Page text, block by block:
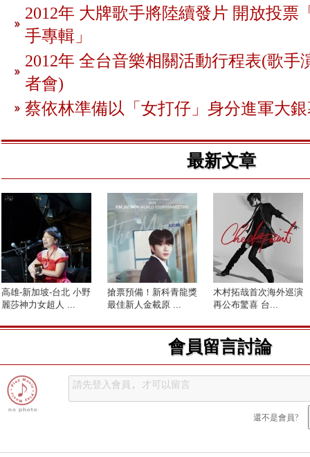
2012年 大牌歌手將陸續發片 開放投票
手專輯」
2012年 全台音樂相關活動行程表(歌手
者會)
蔡依林準備以「女打仔」身分進軍大
最新文章
高雄-新加坡-台北 小野
麗莎神力女超人 ...
搶票預備！新科青龍獎
最佳新人金載原 ...
木村拓哉首次海外巡演
再公布驚喜 台...
會員留言討論
還不是會員?